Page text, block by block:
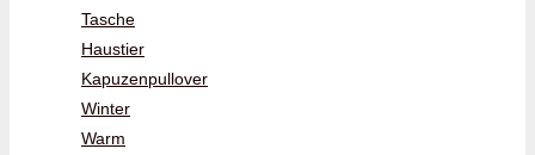
Tasche
Haustier
Kapuzenpullover
Winter
Warm